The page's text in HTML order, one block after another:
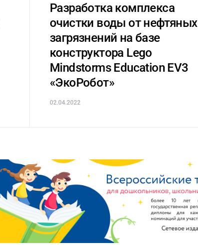
Разработка комплекса
очистки воды от нефтяных
загрязнений на базе
конструктора Lego
Mindstorms Education EV3
«ЭкоРобот»
02.04.2022